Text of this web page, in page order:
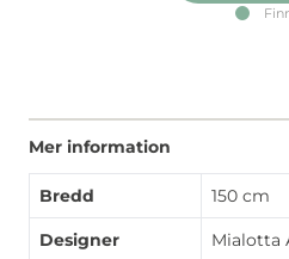
Mer information
Bredd 150 cm
Designer Mialotta